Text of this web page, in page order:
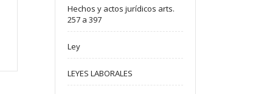
Hechos y actos jurídicos arts.
257 a 397
Ley
LEYES LABORALES